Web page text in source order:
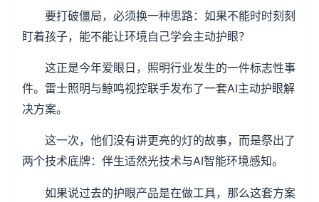
要打破僵局，必须换一种思路：如果不能时时刻刻
盯着孩子，能不能让环境自己学会主动护眼？
这正是今年爱眼日，照明行业发生的一件标志性事
件。雷士照明与鲸鸣视控联手发布了一套AI主动护眼解
决方案。
这一次，他们没有讲更亮的灯的故事，而是祭出了
两个技术底牌：伴生适然光技术与AI智能环境感知。
如果说过去的护眼产品是在做工具，那么这套方案